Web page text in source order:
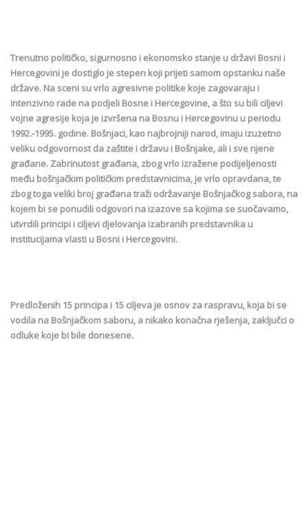
Trenutno političko, sigurnosno i ekonomsko stanje u državi Bosni i
Hercegovini je dostiglo je stepen koji prijeti samom opstanku naše
države. Na sceni su vrlo agresivne politike koje zagovaraju i
intenzivno rade na podjeli Bosne i Hercegovine, a što su bili ciljevi
vojne agresije koja je izvršena na Bosnu i Hercegovinu u periodu
1992.-1995. godine. Bošnjaci, kao najbrojniji narod, imaju izuzetno
veliku odgovornost da zaštite i državu i Bošnjake, ali i sve njene
građane. Zabrinutost građana, zbog vrlo izražene podijeljenosti
među bošnjačkim političkim predstavnicima, je vrlo opravdana, te
zbog toga veliki broj građana traži održavanje Bošnjačkog sabora, na
kojem bi se ponudili odgovori na izazove sa kojima se suočavamo,
utvrdili principi i ciljevi djelovanja izabranih predstavnika u
institucijama vlasti u Bosni i Hercegovini.
Predloženih 15 principa i 15 ciljeva je osnov za raspravu, koja bi se
vodila na Bošnjačkom saboru, a nikako konačna rješenja, zaključci o
odluke koje bi bile donesene.